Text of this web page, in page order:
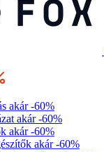
akár -60%
akár -60%
akár -60%
akár -60%